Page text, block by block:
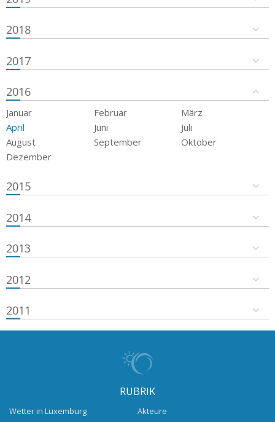
2018
2017
2016
Januar Februar
März
April
Juni
Juli
August
September
Oktober
Dezember
2015
2014
2013
2012
2011
RUBRIK
Wetter in Luxemburg
Akteure